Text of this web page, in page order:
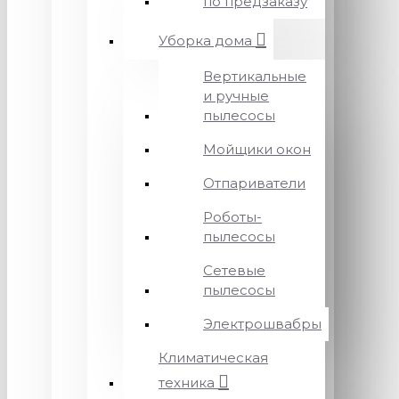
Уборка дома
Вертикальные
и ручные
пылесосы
Мойщики окон
Отпариватели
Роботы-
пылесосы
Сетевые
пылесосы
Электрошвабры
Климатическая
техника